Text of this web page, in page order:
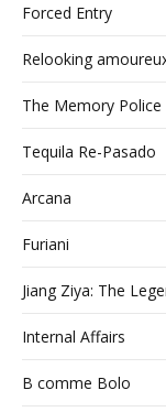
Forced Entry
Relooking
The Memory Police
Tequila Re-Pasado
Arcana
Furiani
Jiang Ziya: The
Internal Affairs
B comme Bolo